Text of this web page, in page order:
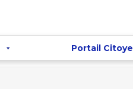
Portail